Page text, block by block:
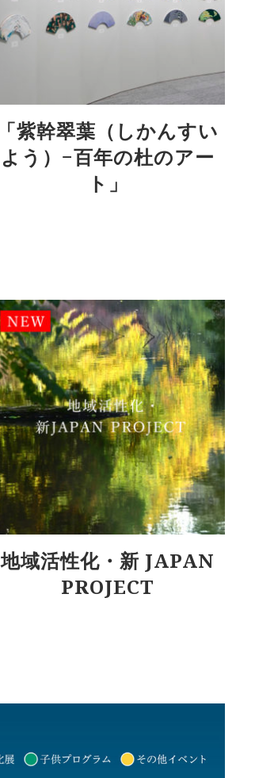
「紫幹翠葉（しかんすい
よう）−百年の杜のアー
ト」
地域活性化・新 JAPAN
PROJECT